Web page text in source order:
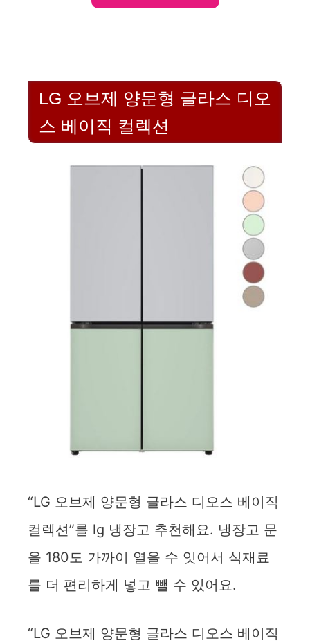
LG 오브제 양문형 글라스 디오
스 베이직 컬렉션
“LG 오브제 양문형 글라스 디오스 베이직
컬렉션”를 lg 냉장고 추천해요. 냉장고 문
을 180도 가까이 열을 수 잇어서 식재료
를 더 편리하게 넣고 뺄 수 있어요.
“LG 오브제 양문형 글라스 디오스 베이직